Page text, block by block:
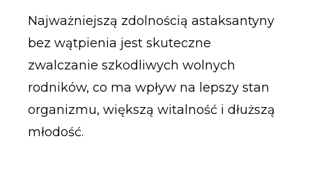
Najważniejszą zdolnością astaksantyny
bez wątpienia jest skuteczne
zwalczanie szkodliwych wolnych
rodników, co ma wpływ na lepszy stan
organizmu, większą witalność i dłuższą
młodość.